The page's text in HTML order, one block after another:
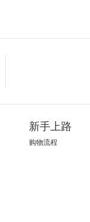
新手上路
购物流程